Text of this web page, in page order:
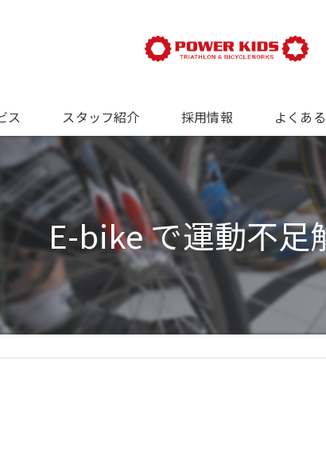
ス
ンスについて
ホールについて
ティングについて
スタッフ紹介 採用情報 よくあ
E-bike で運動不足